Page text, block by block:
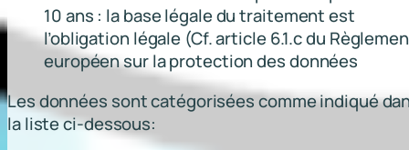
10 ans : la base légale du traitement est
l’obligation légale (Cf. article 6.1.c du
européen sur la protection des données
Les données sont catégorisées comme indiqué
la liste ci-dessous: